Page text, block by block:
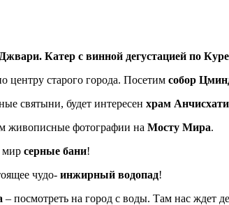
Катер с винной дегустацией по
центру старого города. Посетим собор
святыни, будет интересен храм Анчисхати
живописные фотографии на Мосту Мира.
мир серные бани!
чудо- инжирный водопад!
– посмотреть на город с воды. Там нас ждет